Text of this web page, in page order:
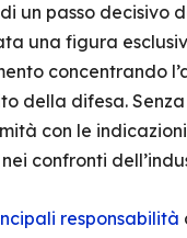
un passo decisivo
una figura
concentrando
della difesa.
con le
confronti
responsabilità